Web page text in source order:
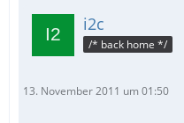
i2c
/* back home */
13. November 2011 um 01:50